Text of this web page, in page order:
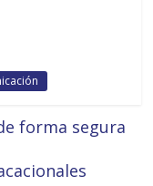
forma segura